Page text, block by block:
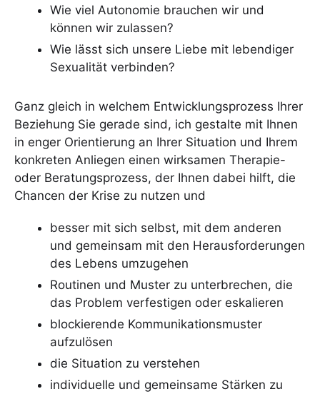
Wie viel Autonomie brauchen wir und
können wir zulassen?
Wie lässt sich unsere Liebe mit lebendiger
Sexualität verbinden?
Ganz gleich in welchem Entwicklungsprozess Ihrer
Beziehung Sie gerade sind, ich gestalte mit Ihnen
in enger Orientierung an Ihrer Situation und Ihrem
konkreten Anliegen einen wirksamen Therapie-
oder Beratungsprozess, der Ihnen dabei hilft, die
Chancen der Krise zu nutzen und
besser mit sich selbst, mit dem anderen
und gemeinsam mit den Herausforderungen
des Lebens umzugehen
Routinen und Muster zu unterbrechen, die
das Problem verfestigen oder eskalieren
blockierende Kommunikationsmuster
aufzulösen
die Situation zu verstehen
individuelle und gemeinsame Stärken zu